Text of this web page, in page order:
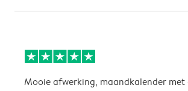
Mooie afwerking, maandkalender met